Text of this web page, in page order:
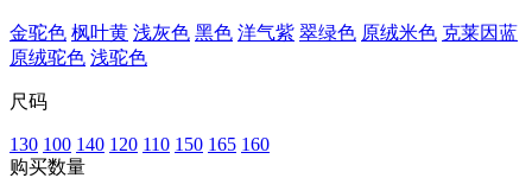
金驼色 枫叶黄 浅灰色 黑色 洋气紫 翠绿色 原绒米色 克莱因蓝
原绒驼色 浅驼色
尺码
130 100 140 120 110 150 165 160
购买数量